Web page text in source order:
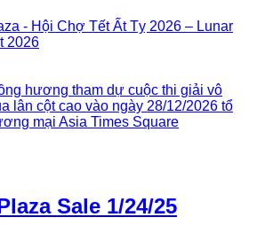
- Hội Chợ Tết Ất Tỵ 2026 – Lunar
2026
hương tham dự cuộc thi giải vô
lân cột cao vào ngày 28/12/2026 tổ
mại Asia Times Square
Sale 1/24/25